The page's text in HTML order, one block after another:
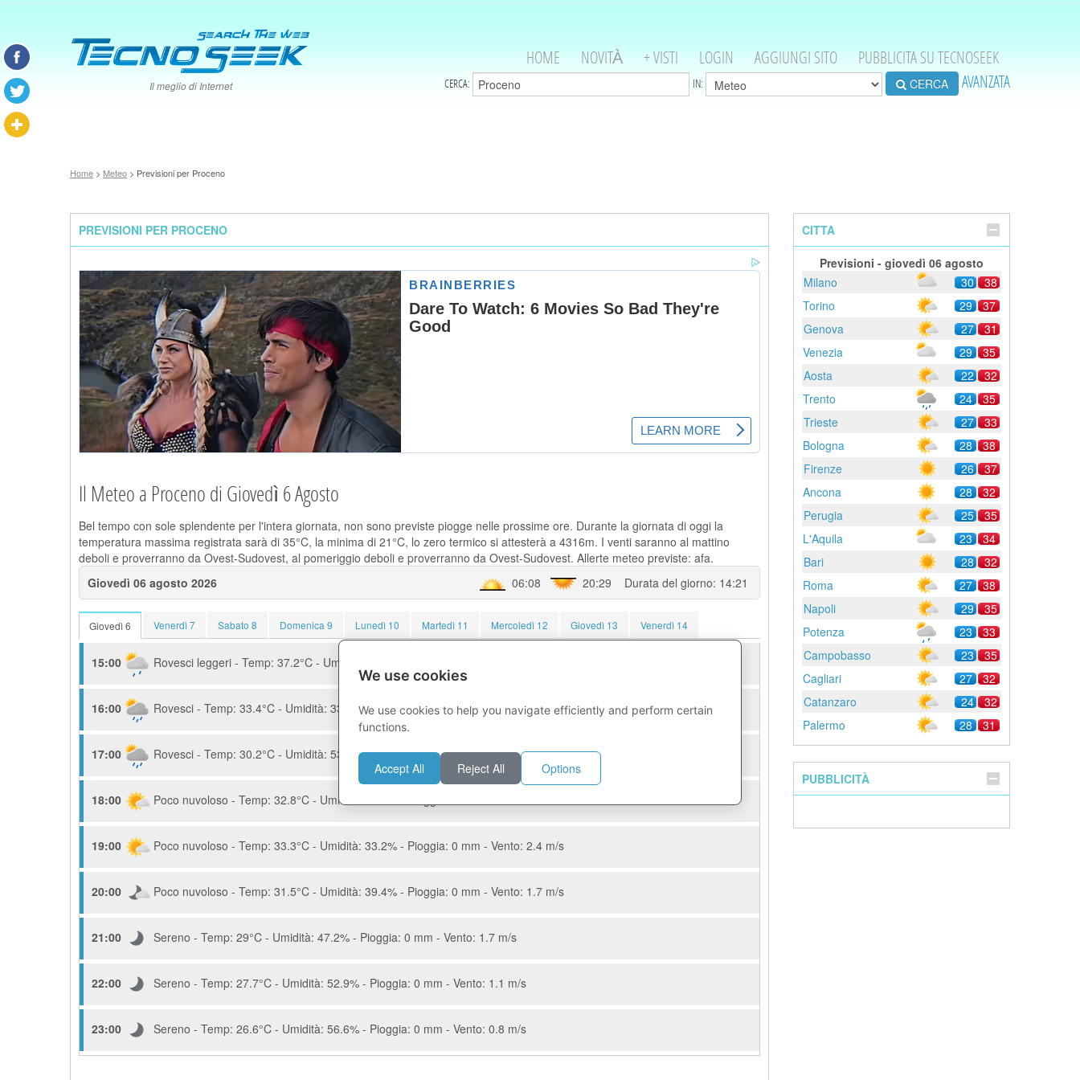
Il meglio di Internet
HOME NOVITÀ + VISTI LOGIN AGGIUNGI SITO PUBBLICITA SU TECNOSEEK
CERCA: IN: CERCA AVANZATA
Home > Meteo > Previsioni per Proceno
PREVISIONI PER PROCENO
Il Meteo a Proceno di Giovedì 6 Agosto
Bel tempo con sole splendente per l'intera giornata, non sono previste piogge nelle prossime ore. Durante la giornata di oggi la
temperatura massima registrata sarà di 35°C, la minima di 21°C, lo zero termico si attesterà a 4316m. I venti saranno al mattino
deboli e proverranno da Ovest-Sudovest, al pomeriggio deboli e proverranno da Ovest-Sudovest. Allerte meteo previste: afa.
Giovedì 06 agosto 2026
06:08 20:29 Durata del giorno: 14:21
Giovedì 6 Venerdì 7 Sabato 8 Domenica 9 Lunedì 10 Martedì 11 Mercoledì 12 Giovedì 13 Venerdì 14
15:00 Rovesci leggeri - Temp: 37.2°C - Umidità: 20.4% - Pioggia: 0.2 mm - Vento: 2.8 m/s
16:00 Rovesci - Temp: 33.4°C - Umidità: 33.4% - Pioggia: 0.7 mm - Vento: 5.3 m/s
17:00 Rovesci - Temp: 30.2°C - Umidità: 53.2% - Pioggia: 0.3 mm - Vento: 4.7 m/s
18:00 Poco nuvoloso - Temp: 32.8°C - Umidità: 37.9% - Pioggia: 0 mm - Vento: 2.4 m/s
19:00 Poco nuvoloso - Temp: 33.3°C - Umidità: 33.2% - Pioggia: 0 mm - Vento: 2.4 m/s
20:00 Poco nuvoloso - Temp: 31.5°C - Umidità: 39.4% - Pioggia: 0 mm - Vento: 1.7 m/s
21:00 Sereno - Temp: 29°C - Umidità: 47.2% - Pioggia: 0 mm - Vento: 1.7 m/s
22:00 Sereno - Temp: 27.7°C - Umidità: 52.9% - Pioggia: 0 mm - Vento: 1.1 m/s
23:00 Sereno - Temp: 26.6°C - Umidità: 56.6% - Pioggia: 0 mm - Vento: 0.8 m/s
CITTA
Previsioni - giovedì 06 agosto
Milano
30
38
Torino
29
37
Genova
27
31
Venezia
29
35
Aosta
22
32
Trento
24
35
Trieste
27
33
Bologna
28
38
Firenze
26
37
Ancona
28
32
Perugia
25
35
L'Aquila
23
34
Bari
28
32
Roma
27
38
Napoli
29
35
Potenza
23
33
Campobasso
23
35
Cagliari
27
32
Catanzaro
24
32
Palermo
28 31
PUBBLICITÀ
We use cookies
We use cookies to help you navigate efficiently and perform certain
functions.
Accept All Reject All Options